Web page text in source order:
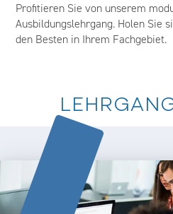
Profitieren Sie von unserem
Ausbildungslehrgang. Holen Sie
den Besten in Ihrem Fachgebiet.